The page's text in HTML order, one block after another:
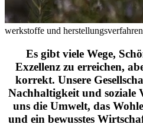
werkstoffe und herstellungsverfahren
Es gibt viele Wege,
Exzellenz zu erreichen,
korrekt. Unsere
Nachhaltigkeit und soziale
uns die Umwelt, das
und ein bewusstes